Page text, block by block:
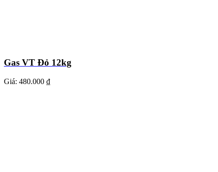
Gas VT Đỏ 12kg
Giá: 480.000 ₫